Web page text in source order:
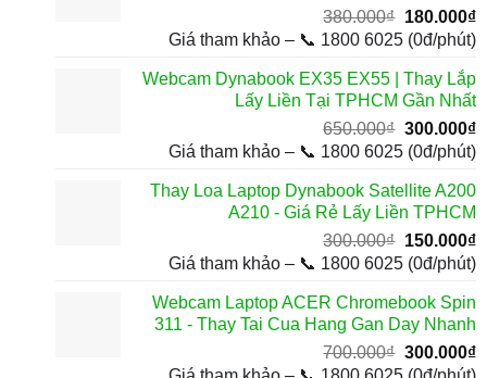
380.000₫ Giá
gốc
380.000₫.
180.000₫
Giá tham khảo – 📞 1800 6025 (0đ/phút)
Webcam Dynabook EX35 EX55 | Thay Lắp
Lấy Liền Tại TPHCM Gần Nhất
650.000₫ Giá
gốc
650.000₫.
300.000₫
Giá tham khảo – 📞 1800 6025 (0đ/phút)
Thay Loa Laptop Dynabook Satellite A200
A210 - Giá Rẻ Lấy Liền TPHCM
300.000₫ Giá
gốc
300.000₫.
150.000₫
Giá tham khảo – 📞 1800 6025 (0đ/phút)
Webcam Laptop ACER Chromebook Spin
311 - Thay Tai Cua Hang Gan Day Nhanh
700.000₫ Giá
300.000₫